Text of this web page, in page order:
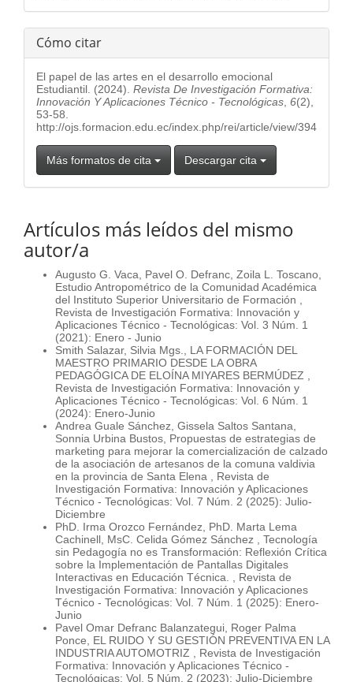
Cómo citar
El papel de las artes en el desarrollo emocional
Estudiantil. (2024). Revista De Investigación Formativa:
Innovación Y Aplicaciones Técnico - Tecnológicas 6(2),
53-58.
http://ojs.formacion.edu.ec/index.php/rei/article/view/394
Más formatos de cita Descargar cita
Artículos más leídos del mismo
autor/a
Augusto G. Vaca, Pavel O. Defranc, Zoila L. Toscano,
Estudio Antropométrico de la Comunidad Académica
del Instituto Superior Universitario de Formación
Revista de Investigación Formativa: Innovación y
Aplicaciones Técnico - Tecnológicas: Vol. 3 Núm. 1
(2021): Enero - Junio
Smith Salazar, Silvia Mgs., LA FORMACIÓN DEL
MAESTRO PRIMARIO DESDE LA OBRA
PEDAGÓGICA DE ELOÍNA MIYARES BERMÚDEZ
Revista de Investigación Formativa: Innovación y
Aplicaciones Técnico - Tecnológicas: Vol. 6 Núm. 1
(2024): Enero-Junio
Andrea Guale Sánchez, Gissela Saltos Santana,
Sonnia Urbina Bustos, Propuestas de estrategias de
marketing para mejorar la comercialización de calzado
de la asociación de artesanos de la comuna valdivia
en la provincia de Santa Elena
Revista de
Investigación Formativa: Innovación y Aplicaciones
Técnico - Tecnológicas: Vol. 7 Núm. 2 (2025): Julio-
Diciembre
PhD. Irma Orozco Fernández, PhD. Marta Lema
Cachinell, MsC. Celida Gómez Sánchez , Tecnología
sin Pedagogía no es Transformación: Reflexión Crítica
sobre la Implementación de Pantallas Digitales
Interactivas en Educación Técnica.
Revista de
Investigación Formativa: Innovación y Aplicaciones
Técnico - Tecnológicas: Vol. 7 Núm. 1 (2025): Enero-
Junio
Pavel Omar Defranc Balanzategui, Roger Palma
Ponce, EL RUIDO Y SU GESTIÓN PREVENTIVA EN LA
INDUSTRIA AUTOMOTRIZ
Revista de Investigación
Formativa: Innovación y Aplicaciones Técnico -
Tecnológicas: Vol. 5 Núm. 2 (2023): Julio-Diciembre